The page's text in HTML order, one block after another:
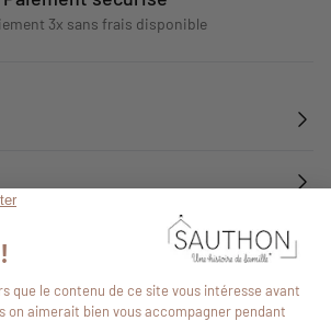
3x sans frais disponible